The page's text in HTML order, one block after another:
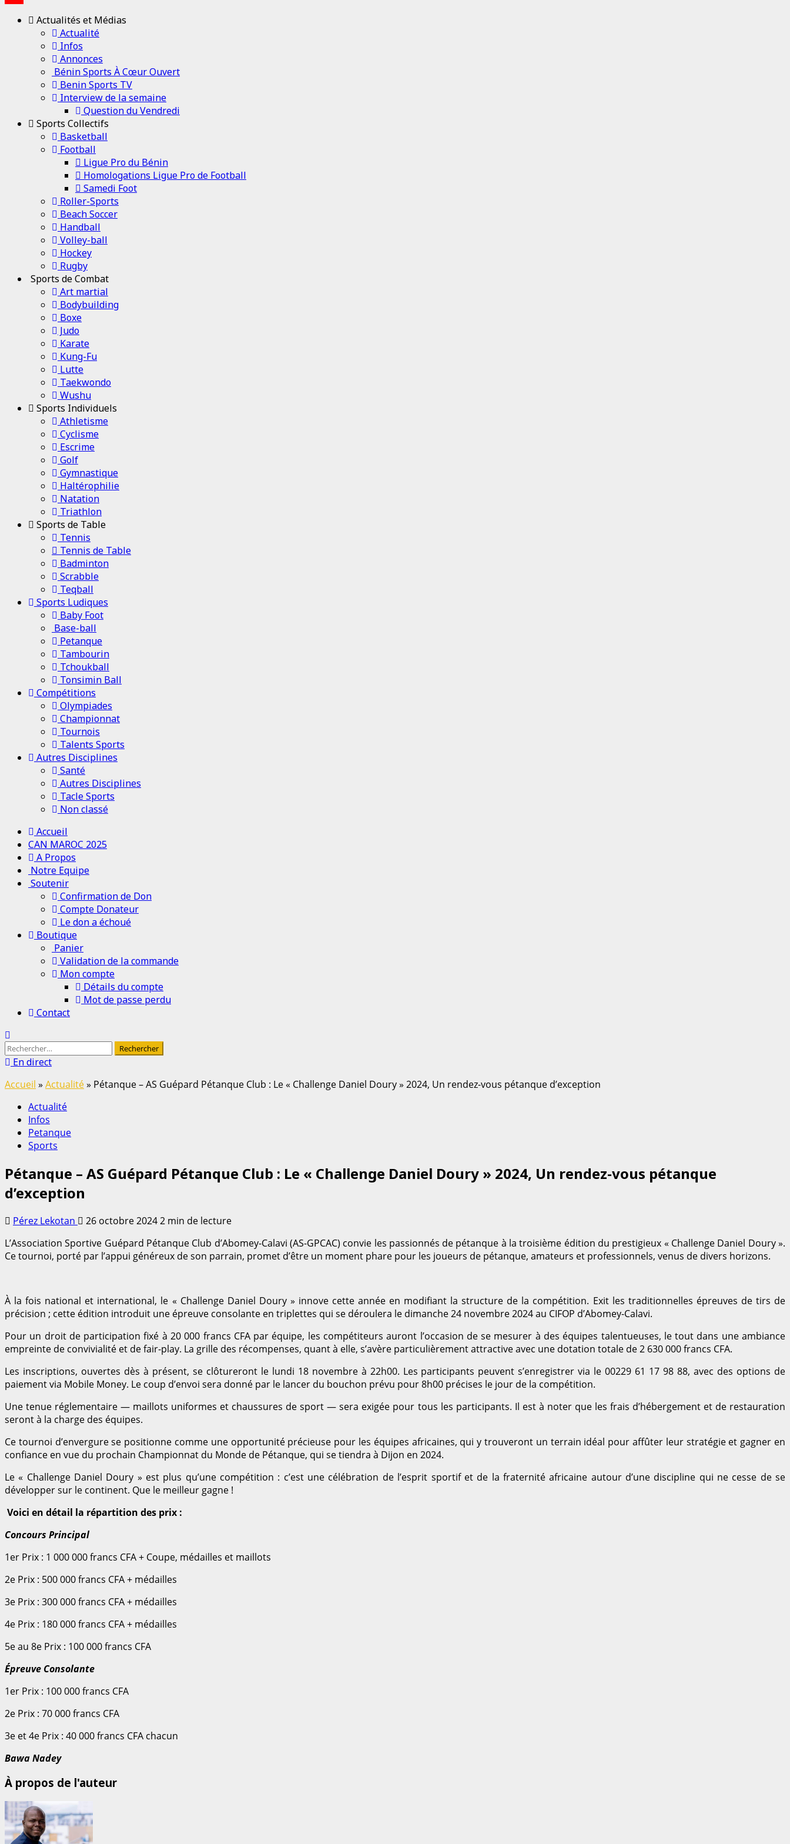
YouTube
Channel
Actualités et Médias
Actualité
Infos
Annonces
Bénin Sports À Cœur Ouvert
Benin Sports TV
Interview de la semaine
Question du Vendredi
Sports Collectifs
Basketball
Football
Ligue Pro du Bénin
Homologations Ligue Pro de Football
Samedi Foot
Roller-Sports
Beach Soccer
Handball
Volley-ball
Hockey
Rugby
Sports de Combat
Art martial
Bodybuilding
Boxe
Judo
Karate
Kung-Fu
Lutte
Taekwondo
Wushu
Sports Individuels
Athletisme
Cyclisme
Escrime
Golf
Gymnastique
Haltérophilie
Natation
Triathlon
Sports de Table
Tennis
Tennis de Table
Badminton
Scrabble
Teqball
Sports Ludiques
Baby Foot
Base-ball
Petanque
Tambourin
Tchoukball
Tonsimin Ball
Compétitions
Olympiades
Championnat
Tournois
Talents Sports
Autres Disciplines
Santé
Autres Disciplines
Tacle Sports
Non classé
Menu
principal
Accueil
CAN MAROC 2025
A Propos
Notre Equipe
Soutenir
Confirmation de Don
Compte Donateur
Le don a échoué
Boutique
Panier
Validation de la commande
Mon compte
Détails du compte
Mot de passe perdu
Contact
Rechercher :
En direct
Accueil » Actualité» Pétanque – AS Guépard Pétanque Club : Le « Challenge Daniel Doury » 2024, Un rendez-vous pétanque d’exception
Actualité
Infos
Petanque
Sports
Pétanque – AS Guépard Pétanque Club : Le « Challenge Daniel Doury » 2024, Un rendez-vous pétanque
d’exception
Pérez Lekotan 26 octobre 20242 min de lecture
L’Association Sportive Guépard Pétanque Club d’Abomey-Calavi (AS-GPCAC) convie les passionnés de pétanque à la troisième édition du prestigieux « Challenge Daniel Doury ».
Ce tournoi, porté par l’appui généreux de son parrain, promet d’être un moment phare pour les joueurs de pétanque, amateurs et professionnels, venus de divers horizons.
À la fois national et international, le « Challenge Daniel Doury » innove cette année en modifiant la structure de la compétition. Exit les traditionnelles épreuves de tirs de
précision ; cette édition introduit une épreuve consolante en triplettes qui se déroulera le dimanche 24 novembre 2024 au CIFOP d’Abomey-Calavi.
Pour un droit de participation fixé à 20 000 francs CFA par équipe, les compétiteurs auront l’occasion de se mesurer à des équipes talentueuses, le tout dans une ambiance
empreinte de convivialité et de fair-play. La grille des récompenses, quant à elle, s’avère particulièrement attractive avec une dotation totale de 2 630 000 francs CFA.
Les inscriptions, ouvertes dès à présent, se clôtureront le lundi 18 novembre à 22h00. Les participants peuvent s’enregistrer via le 00229 61 17 98 88, avec des options de
paiement via Mobile Money. Le coup d’envoi sera donné par le lancer du bouchon prévu pour 8h00 précises le jour de la compétition.
Une tenue réglementaire — maillots uniformes et chaussures de sport — sera exigée pour tous les participants. Il est à noter que les frais d’hébergement et de restauration
seront à la charge des équipes.
Ce tournoi d’envergure se positionne comme une opportunité précieuse pour les équipes africaines, qui y trouveront un terrain idéal pour affûter leur stratégie et gagner en
confiance en vue du prochain Championnat du Monde de Pétanque, qui se tiendra à Dijon en 2024.
Le « Challenge Daniel Doury » est plus qu’une compétition : c’est une célébration de l’esprit sportif et de la fraternité africaine autour d’une discipline qui ne cesse de se
développer sur le continent. Que le meilleur gagne !
Voici en détail la répartition des prix :
Concours Principal
1er Prix : 1 000 000 francs CFA + Coupe, médailles et maillots
2e Prix : 500 000 francs CFA + médailles
3e Prix : 300 000 francs CFA + médailles
4e Prix : 180 000 francs CFA + médailles
5e au 8e Prix : 100 000 francs CFA
Épreuve Consolante
1er Prix : 100 000 francs CFA
2e Prix : 70 000 francs CFA
3e et 4e Prix : 40 000 francs CFA chacun
Bawa Nadey
À propos de l'auteur